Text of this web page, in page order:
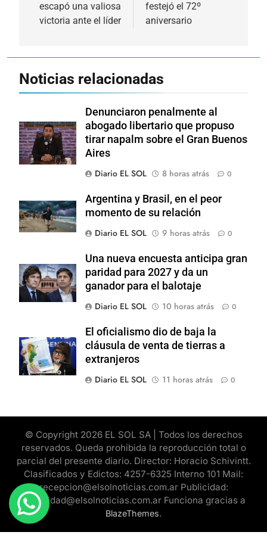
entradas
escapó una valiosa
victoria ante el líder
festejó el 72º
aniversario
Noticias relacionadas
Denunciaron penalmente al
abogado libertario que propuso
tirar napalm sobre el Gran Buenos
Aires
Diario EL SOL
8 horas atrás 0
Argentina y Brasil, en el peor
momento de su relación
Diario EL SOL
9 horas atrás 0
Una nueva encuesta anticipa gran
paridad para 2027 y da un
ganador para el balotaje
Diario EL SOL
10 horas atrás 0
El oficialismo dio de baja la
cláusula de venta de tierras a
extranjeros
Diario EL SOL
11 horas atrás 0
© Copyright 2026 EL SOL SA | Todos los derechos
reservados. Queda prohibida la reproducción total o
parcial del presente diario. Director: Horacio Schivintt.
Clasificados y Edictos: 4257-6325 Interno 101 Mail:
recepcion@elsolnoticias.com.ar Publicidad:
publicidad@elsolnoticias.com.ar Funciona gracias a
BlazeThemes.